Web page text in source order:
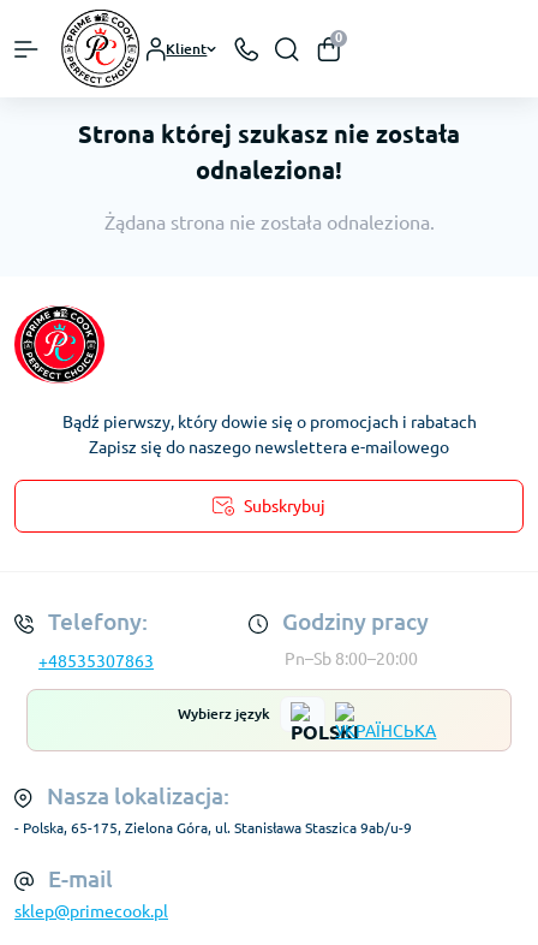
Klient
0
Strona której szukasz nie została
odnaleziona!
Żądana strona nie została odnaleziona.
Bądź pierwszy, który dowie się o promocjach i rabatach
Zapisz się do naszego newslettera e-mailowego
Subskrybuj
Telefony:
+48535307863
Godziny pracy
Pn–Sb 8:00–20:00
Wybierz język
Nasza lokalizacja:
- Polska, 65-175, Zielona Góra, ul. Stanisława Staszica 9ab/u-9
E-mail
sklep@primecook.pl